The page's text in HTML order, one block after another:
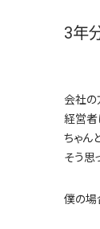
3年
会社の
経営者
ちゃん
そう思
僕の場